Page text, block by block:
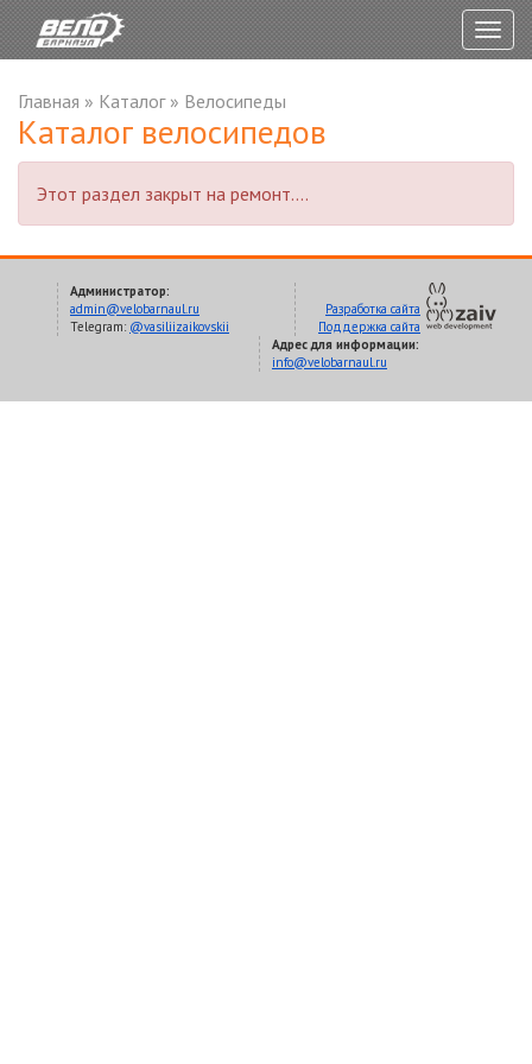
Главная » Каталог» Велосипеды
Каталог велосипедов
Этот раздел закрыт на ремонт....
Разработка сайта
Поддержка сайта
Администратор:
admin@velobarnaul.ru
Telegram: @vasiliizaikovskii
Адрес для информации:
info@velobarnaul.ru